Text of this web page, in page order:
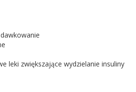
leki zwiększające wydzielanie insuliny